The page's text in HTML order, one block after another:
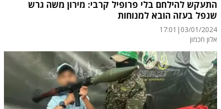
התעקש להילחם בלי פרופיל קרבי: מירון משה גרש
שנפל בעזה הובא למנוחות
03/01/2024
|
17:01
אלון חכמון